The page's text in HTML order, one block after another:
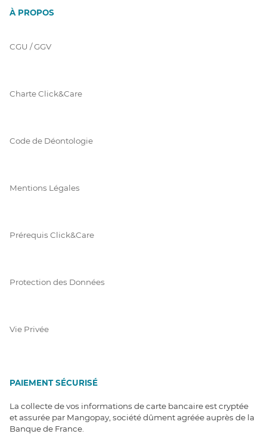
À PROPOS
CGU / GGV
Charte Click&Care
Code de Déontologie
Mentions Légales
Prérequis Click&Care
Protection des Données
Vie Privée
PAIEMENT SÉCURISÉ
La collecte de vos informations de carte bancaire est cryptée
et assurée par Mangopay, société dûment agréée auprès de la
Banque de France.